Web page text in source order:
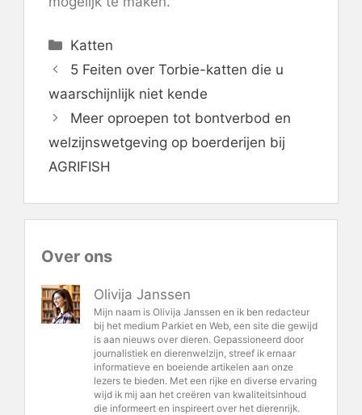
Categorieën
Katten
5 Feiten over Torbie-katten die u
waarschijnlijk niet kende
Meer oproepen tot bontverbod en
welzijnswetgeving op boerderijen bij
AGRIFISH
Over ons
Olivija Janssen
Mijn naam is Olivija Janssen en ik ben redacteur
bij het medium Parkiet en Web, een site die gewijd
is aan nieuws over dieren. Gepassioneerd door
journalistiek en dierenwelzijn, streef ik ernaar
informatieve en boeiende artikelen aan onze
lezers te bieden. Met een rijke en diverse ervaring
wijd ik mij aan het creëren van kwaliteitsinhoud
die informeert en inspireert over het dierenrijk.